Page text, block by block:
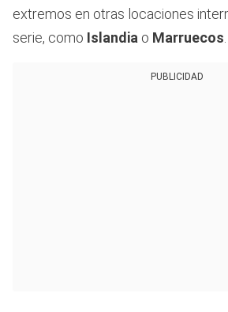
extremos en otras locaciones
serie, como Islandia o Marruecos.
PUBLICIDAD